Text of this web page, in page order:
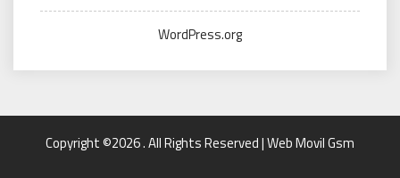
WordPress.org
Copyright ©2026 . All Rights Reserved | Web Movil Gsm